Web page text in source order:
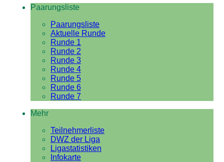
Paarungsliste
Paarungsliste
Aktuelle Runde
Runde 1
Runde 2
Runde 3
Runde 4
Runde 5
Runde 6
Runde 7
Mehr
Teilnehmerliste
DWZ der Liga
Ligastatistiken
Infokarte